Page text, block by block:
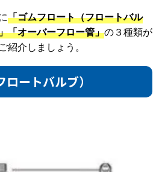
「ゴムフロート（フロートバル
「オーバーフロー管」の３種類が
紹介しましょう。
ートバルブ）